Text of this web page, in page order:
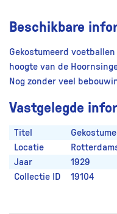
Beschikbare
Gekostumeerd
hoogte van de
Nog zonder veel
Vastgelegde
Titel
Locatie
Jaar
1929
Collectie ID
19104